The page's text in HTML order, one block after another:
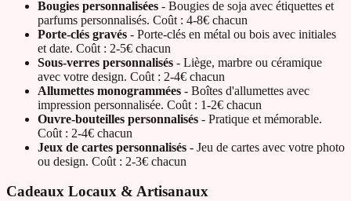
Bougies personnalisées - Bougies de soja avec étiquettes et
parfums personnalisés. Coût : 4-8€ chacun
Porte-clés gravés - Porte-clés en métal ou bois avec initiales
et date. Coût : 2-5€ chacun
Sous-verres personnalisés - Liège, marbre ou céramique
avec votre design. Coût : 2-4€ chacun
Allumettes monogrammées - Boîtes d'allumettes avec
impression personnalisée. Coût : 1-2€ chacun
Ouvre-bouteilles personnalisés - Pratique et mémorable.
Coût : 2-4€ chacun
Jeux de cartes personnalisés - Jeu de cartes avec votre photo
ou design. Coût : 2-3€ chacun
Cadeaux Locaux & Artisanaux